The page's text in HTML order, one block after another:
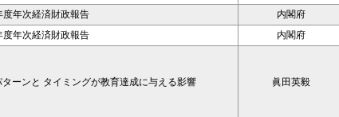
度年次経済財政報告 内閣府
度年次経済財政報告
内閣府
ーンと タイミングが教育達成に与える影響 眞田英毅